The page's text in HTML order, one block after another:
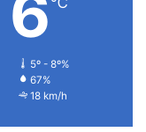
5º - 8º%
67%
18 km/h